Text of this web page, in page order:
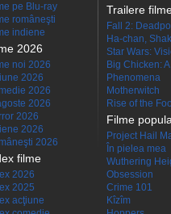
pe Blu-ray
româneşti
indiene
2026
noi 2026
2026
2026
2026
2026
2026
2026
filme
2026
2025
acţiune
Trailere
Fall 2:
Ha-chan,
Star Wars:
Big Chicken:
Phenomena
Motherwitch
Rise of the
Filme
Project Hail
În pielea mea
Wuthering
Obsession
Crime 101
Kîzîm